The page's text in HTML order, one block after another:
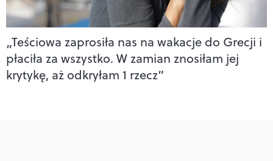
„Teściowa zaprosiła nas na wakacje do Grecji i
płaciła za wszystko. W zamian znosiłam jej
krytykę, aż odkryłam 1 rzecz”